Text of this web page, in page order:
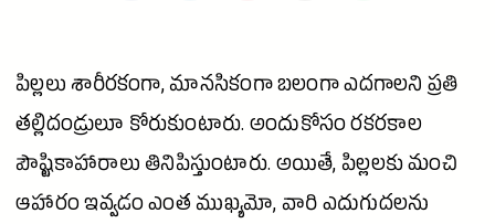
పిల్లలు శారీరకంగా, మానసికంగా బలంగా ఎదగాలని ప్రతి
తల్లిదండ్రులూ కోరుకుంటారు. అందుకోసం రకరకాల
పౌష్టికాహారాలు తినిపిస్తుంటారు. అయితే, పిల్లలకు మంచి
ఆహారం ఇవ్వడం ఎంత ముఖ్యమో, వారి ఎదుగుదలను